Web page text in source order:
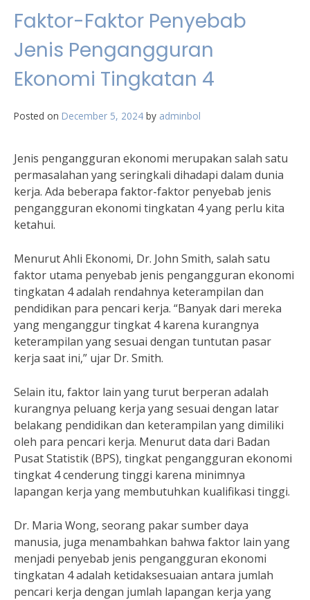
Faktor-Faktor Penyebab
Jenis Pengangguran
Ekonomi Tingkatan 4
Posted on December 5, 2024 by adminbol
Jenis pengangguran ekonomi merupakan salah satu
permasalahan yang seringkali dihadapi dalam dunia
kerja. Ada beberapa faktor-faktor penyebab jenis
pengangguran ekonomi tingkatan 4 yang perlu kita
ketahui.
Menurut Ahli Ekonomi, Dr. John Smith, salah satu
faktor utama penyebab jenis pengangguran ekonomi
tingkatan 4 adalah rendahnya keterampilan dan
pendidikan para pencari kerja. “Banyak dari mereka
yang menganggur tingkat 4 karena kurangnya
keterampilan yang sesuai dengan tuntutan pasar
kerja saat ini,” ujar Dr. Smith.
Selain itu, faktor lain yang turut berperan adalah
kurangnya peluang kerja yang sesuai dengan latar
belakang pendidikan dan keterampilan yang dimiliki
oleh para pencari kerja. Menurut data dari Badan
Pusat Statistik (BPS), tingkat pengangguran ekonomi
tingkat 4 cenderung tinggi karena minimnya
lapangan kerja yang membutuhkan kualifikasi tinggi.
Dr. Maria Wong, seorang pakar sumber daya
manusia, juga menambahkan bahwa faktor lain yang
menjadi penyebab jenis pengangguran ekonomi
tingkatan 4 adalah ketidaksesuaian antara jumlah
pencari kerja dengan jumlah lapangan kerja yang